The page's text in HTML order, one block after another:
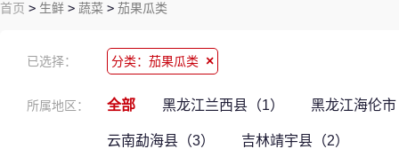
首页 > 生鲜 > 蔬菜 > 茄果瓜类
已选择： 分类：茄果瓜类 ×
所属地区： 全部 黑龙江兰西县（1） 黑龙江海伦
云南勐海县（3） 吉林靖宇县（2）